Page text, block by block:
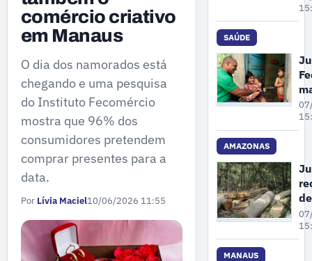
comércio criativo
em Manaus
O dia dos namorados está
chegando e uma pesquisa
do Instituto Fecomércio
mostra que 96% dos
consumidores pretendem
comprar presentes para a
data.
Por Lívia Maciel10/06/2026 11:55
de
SAÚDE
à
AMAZONAS
MANAUS